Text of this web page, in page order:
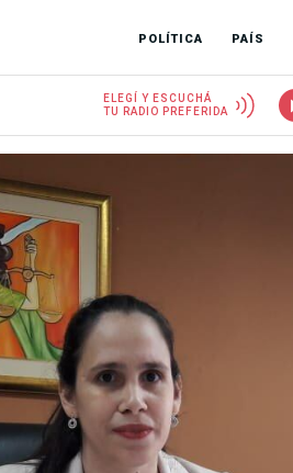
POLÍTICA PAÍS
ELEGÍ Y ESCUCHÁ
TU RADIO PREFERIDA